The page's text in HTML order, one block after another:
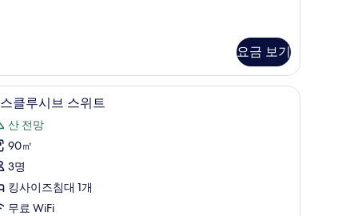
요금 보기
불, 미니바, 객실 내 금고 익스클루시브 스위트 | 고급 침구, 오리/거위털
42클루시브 스위트
산 전망
90㎡
3명
킹사이즈침대 1개
무료 WiFi